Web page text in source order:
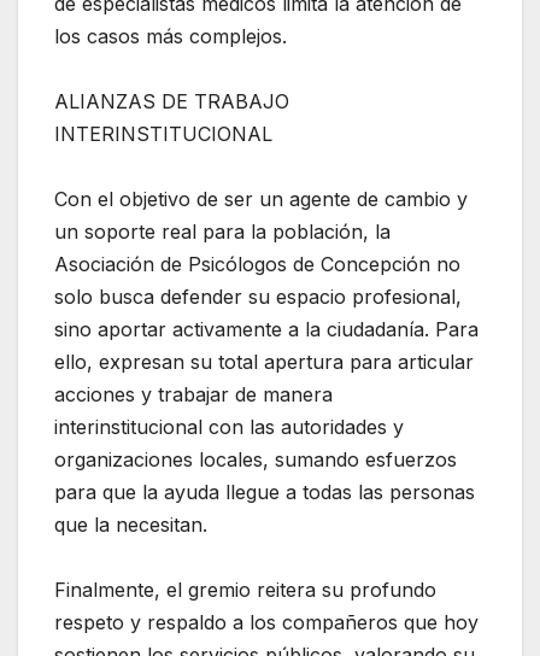
los casos más complejos.
ALIANZAS DE TRABAJO
INTERINSTITUCIONAL
Con el objetivo de ser un agente de cambio y
un soporte real para la población, la
Asociación de Psicólogos de Concepción no
solo busca defender su espacio profesional,
sino aportar activamente a la ciudadanía. Para
ello, expresan su total apertura para articular
acciones y trabajar de manera
interinstitucional con las autoridades y
organizaciones locales, sumando esfuerzos
para que la ayuda llegue a todas las personas
que la necesitan.
Finalmente, el gremio reitera su profundo
respeto y respaldo a los compañeros que hoy